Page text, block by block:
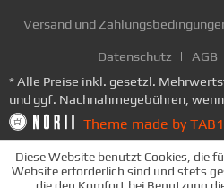
Versand und
Datenschutz AGB
* Alle Preise inkl. gesetzl.
und ggf. Nachnahmegebühren,
Theme made by
Diese Website benutzt Cookies, die
Website erforderlich sind und stets